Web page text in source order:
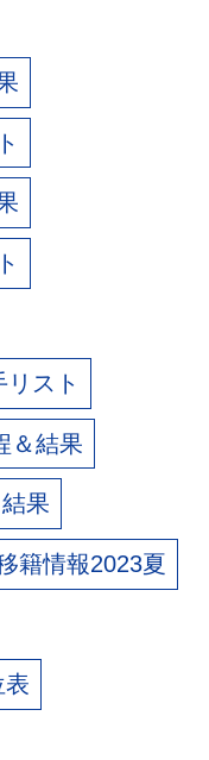
スト
＆結果
果
籍情報2023夏
表